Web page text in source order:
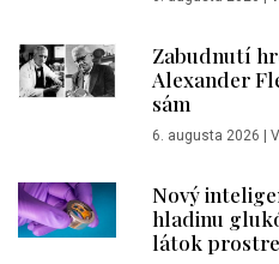
Zabudnutí
Alexander
sám
6. augusta 2026 |
Nový
hladinu
látok